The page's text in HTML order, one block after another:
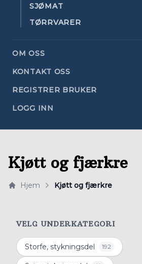
SJØMAT
TØRRVARER
OM OSS
KONTAKT OSS
REGISTRER BRUKER
LOGG INN
Kjøtt og fjærkre
Hjem Kjøtt og fjærkre
VELG UNDERKATEGORI
Storfe, stykningsdel 192